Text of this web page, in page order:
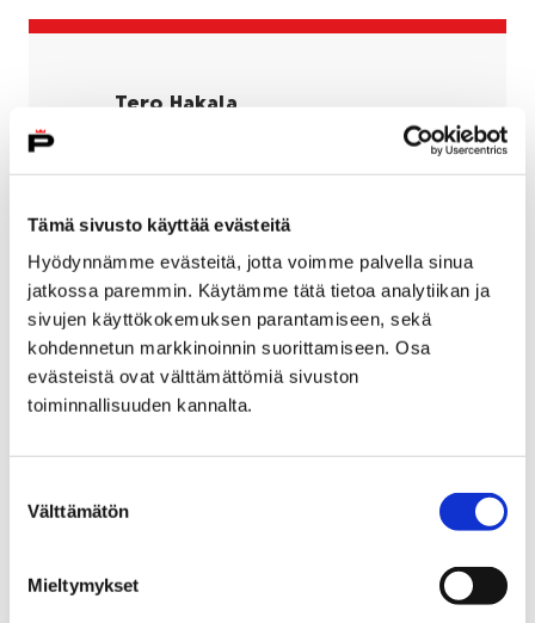
Tämä sivusto käyttää evästeitä
Hyödynnämme evästeitä, jotta voimme palvella sinua
jatkossa paremmin. Käytämme tätä tietoa analytiikan ja
sivujen käyttökokemuksen parantamiseen, sekä
kohdennetun markkinoinnin suorittamiseen. Osa
evästeistä ovat välttämättömiä sivuston
toiminnallisuuden kannalta.
valinta
Välttämätön
Mieltymykset
Tero Hakala
+358447019639
tero.hakala@pori.fi
Porin Vesi
Laitosyksikkö
Veden hankinta, yhteiset